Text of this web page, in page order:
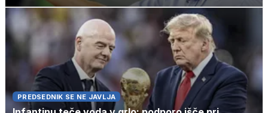
PREDSEDNIK SE NE JAVLJA